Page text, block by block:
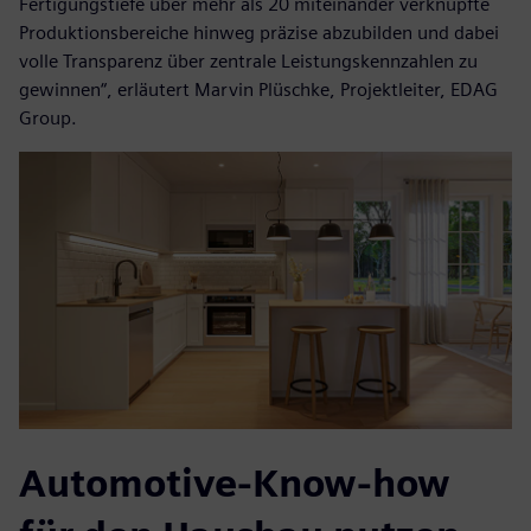
Produktionsbereiche hinweg präzise abzubilden und dabei
volle Transparenz über zentrale Leistungskennzahlen zu
gewinnen“, erläutert Marvin Plüschke, Projektleiter, EDAG
Group.
Automotive-Know-how